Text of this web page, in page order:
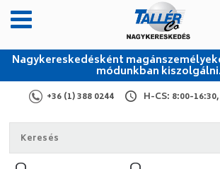
Nagykereskedésként
módunkban kiszolgálni.
+36 (1) 388 0244 H-CS: 8:00-